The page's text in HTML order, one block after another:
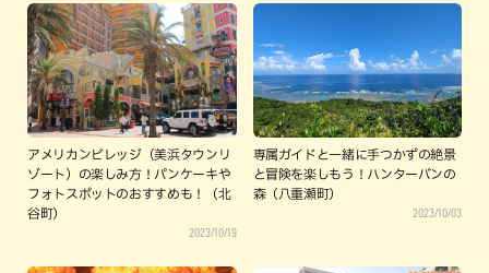
アメリカンビレッジ（美浜タウンリ
ゾート）の楽しみ方！パンケーキや
フォトスポットのおすすめも！（北
谷町）
2023/10/19
専属ガイドと一緒に手つかずの絶景
と冒険を楽しもう！ハンターバンの
森（八重瀬町）
2023/10/03